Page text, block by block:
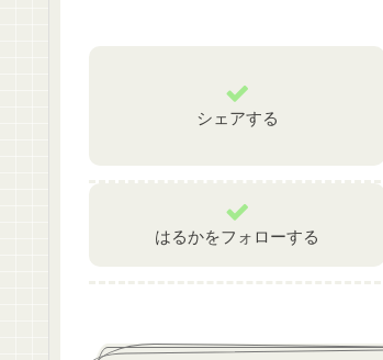
シェアする
はるかをフォローする